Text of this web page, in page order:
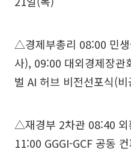
△경제부총리 08:00 민
사), 09:00 대외경제장관
벌 AI 허브 비전선포식(비
△재경부 2차관 08:40 외
11:00 GGGI-GCF 공동